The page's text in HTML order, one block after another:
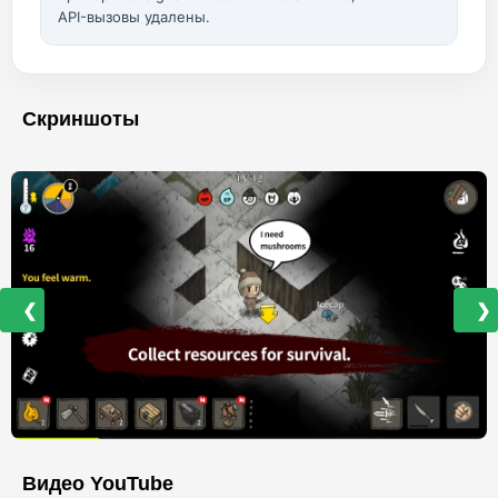
API-вызовы удалены.
Скриншоты
❮ ❯
Видео YouTube